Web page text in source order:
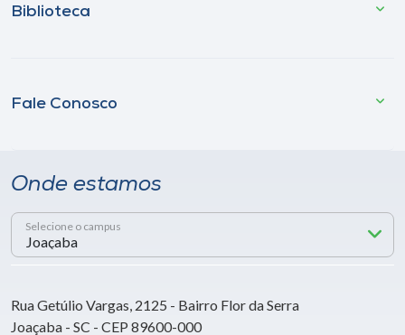
Biblioteca
Fale Conosco
Onde estamos
Selecione o campus
Rua Getúlio Vargas, 2125 - Bairro Flor da Serra
Joaçaba - SC - CEP 89600-000